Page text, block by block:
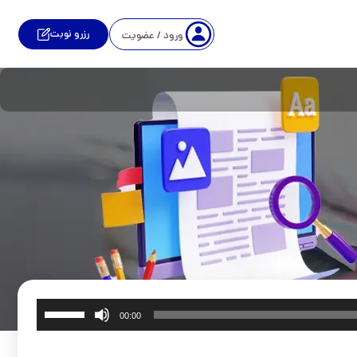
ورود / عضویت رزرو نوبت
00:00 برای